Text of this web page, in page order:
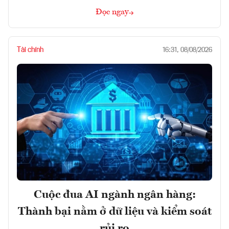
Đọc ngay
Tài chính 16:31, 08/08/2026
Cuộc đua AI ngành ngân hàng:
Thành bại nằm ở dữ liệu và kiểm soát